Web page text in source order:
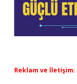
Reklam ve İletişim: